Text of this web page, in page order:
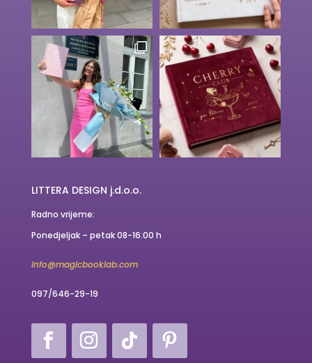
LITTERA DESIGN j.d.o.o.
Radno vrijeme:
Ponedjeljak – petak 08-16:00 h
info@magicbooklab.com
097/646-29-19